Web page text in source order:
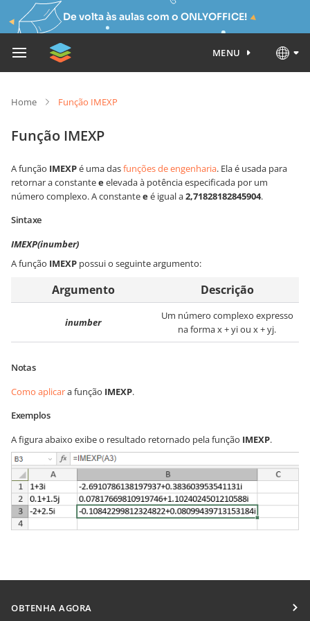
De volta às aulas com o ONLYOFFICE!
MENU
Home Função IMEXP
Função IMEXP
A função IMEXPé uma dasfunções de engenharia. Ela é usada para
retornar a constanteeelevada à potência especificada por um
número complexo. A constanteeé igual a2,71828182845904.
Sintaxe
IMEXP(inumber)
A função IMEXP possui o seguinte argumento:
Argumento Descrição
inumber
Um número complexo expresso
na forma x + yi ou x + yj.
Notas
Como aplicara função IMEXP.
Exemplos
A figura abaixo exibe o resultado retornado pela função IMEXP.
OBTENHA AGORA